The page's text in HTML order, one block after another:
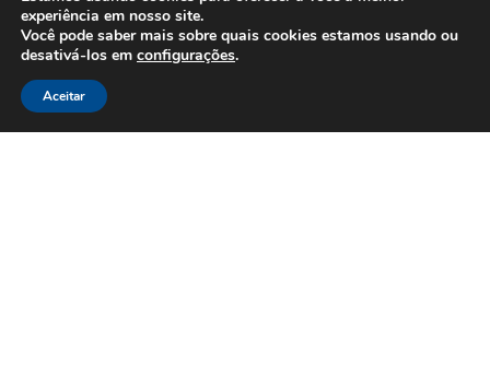
experiência em nosso site.
Você pode saber mais sobre quais cookies estamos usando ou
desativá-los em configurações.
Aceitar